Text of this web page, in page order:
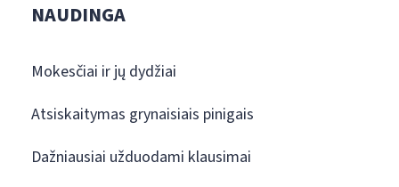
NAUDINGA
Mokesčiai ir jų dydžiai
Atsiskaitymas grynaisiais pinigais
Dažniausiai užduodami klausimai